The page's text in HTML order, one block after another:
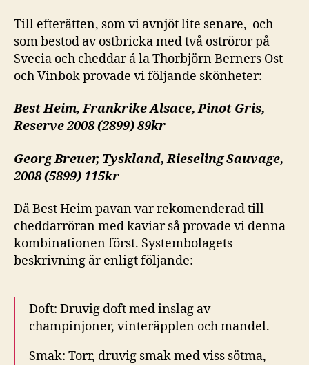
Till efterätten, som vi avnjöt lite senare, och
som bestod av ostbricka med två oströror på
Svecia och cheddar á la Thorbjörn Berners Ost
och Vinbok provade vi följande skönheter:
Best Heim, Frankrike Alsace, Pinot Gris,
Reserve 2008 (2899) 89kr
Georg Breuer, Tyskland, Rieseling Sauvage,
2008 (5899) 115kr
Då Best Heim pavan var rekomenderad till
cheddarröran med kaviar så provade vi denna
kombinationen först. Systembolagets
beskrivning är enligt följande:
Doft: Druvig doft med inslag av
champinjoner, vinteräpplen och mandel.
Smak: Torr, druvig smak med viss sötma,